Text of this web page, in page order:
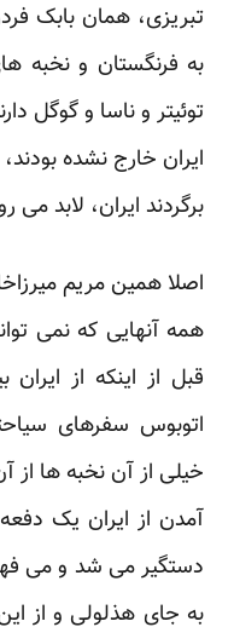
تبریزی، همان بابک
به فرنگستان و نخبه
توئیتر و ناسا و گوگل
ایران خارج نشده
برگردند ایران، لابد
اصلا همین مریم
همه آنهایی که نمی
قبل از اینکه از
اتوبوس سفرهای
خیلی از آن نخبه ها از
آمدن از ایران یک
دستگیر می شد و می
به جای هذلولی و از